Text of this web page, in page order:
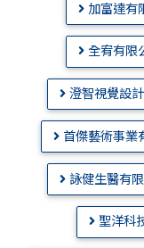
加富達有
全宥有限
澄智視覺設
首傑藝術事業
詠健生醫有
聖洋科